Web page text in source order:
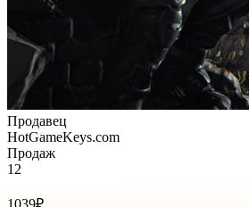
Продавец
HotGameKeys.com
Продаж
12
1039₽